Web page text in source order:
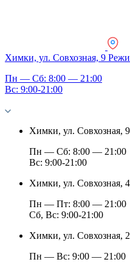
Химки, ул. Совхозная, 9
Пн — Сб: 8:00 — 21:00
Вс: 9:00-21:00
Химки, ул. Совхозная, 9
Пн — Сб: 8:00 — 21:00
Вс: 9:00-21:00
Химки, ул. Совхозная,
Пн — Пт: 8:00 — 21:00
Сб, Вс: 9:00-21:00
Химки, ул. Совхозная, 2
Пн — Вс: 9:00 — 21:00